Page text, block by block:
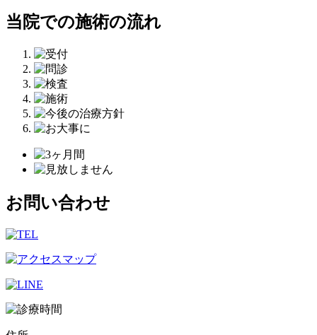
当院での施術の流れ
お問い合わせ